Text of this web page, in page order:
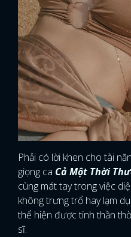
Phải có lời khen cho tài
giọng ca Cả Một Thời
cùng mát tay trong việc
không trưng trổ hay lạm
thể hiện được tinh thần
sĩ.